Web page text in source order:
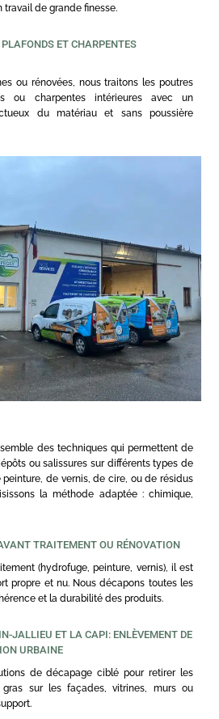
travail de grande finesse.
ET CHARPENTES
ou rénovées, nous traitons les poutres
ou charpentes intérieures avec un
du matériau et sans poussière
des techniques qui permettent de
ou salissures sur différents types de
peinture, de vernis, de cire, ou de résidus
la méthode adaptée : chimique,
TRAITEMENT OU RÉNOVATION
(hydrofuge, peinture, vernis), il est
propre et nu. Nous décapons toutes les
et la durabilité des produits.
JALLIEU ET LA CAPI: ENLÈVEMENT DE
URBAINE
de décapage ciblé pour retirer les
sur les façades, vitrines, murs ou